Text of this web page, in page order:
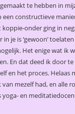
te hebben in
constructieve
onder ging in
je is ‘gewoon’
Het enige wat ik
En dat deed ik door
en het proces.
mezelf had, en alle
en